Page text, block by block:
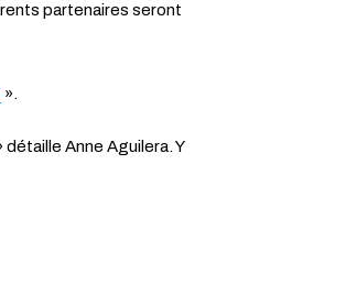
partenaires seront
».
détaille Anne Aguilera. Y